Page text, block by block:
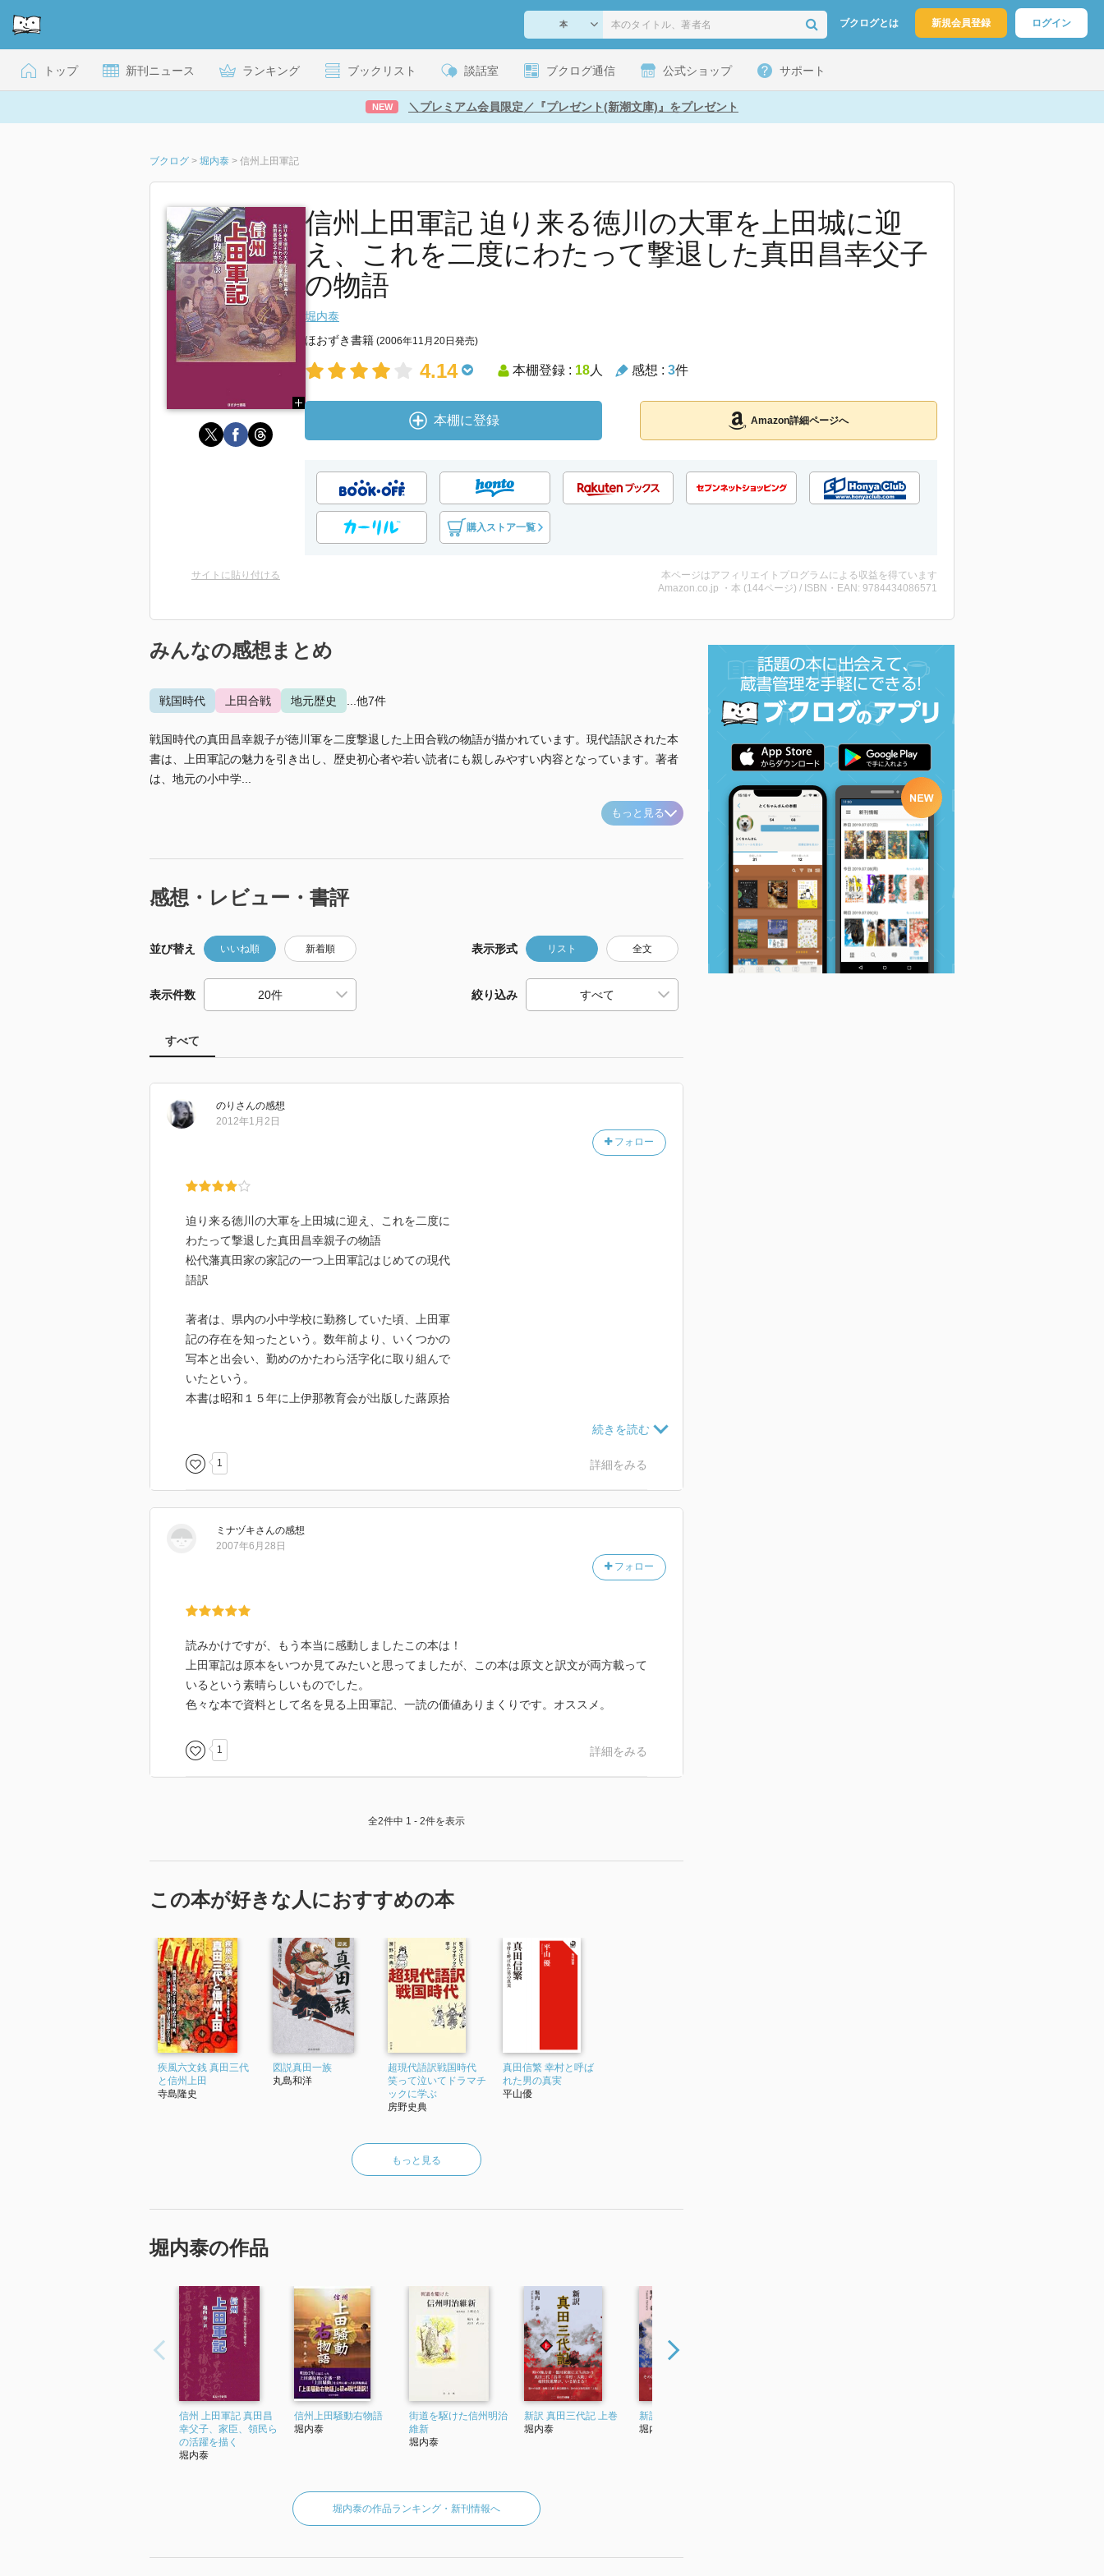
ブクログとは 新規会員登録 ログイン
トップ 新刊ニュース ランキング ブックリスト 談話室 ブクログ通信 公式ショップ サポート
NEW ＼プレミアム会員限定／『プレゼント(新潮文庫)』をプレゼント
ブクログ > 堀内泰 > 信州上田軍記
信州上田軍記 迫り来る徳川の大軍を上田城に迎
え、これを二度にわたって撃退した真田昌幸父子
の物語
堀内泰
ほおずき書籍 (2006年11月20日発売)
4.14 本棚登録 : 18人 感想 : 3件
本棚に登録 Amazon詳細ページへ
購入ストア一覧
サイトに貼り付ける
本ページはアフィリエイトプログラムによる収益を得ています
Amazon.co.jp ・本 (144ページ) / ISBN・EAN: 9784434086571
みんなの感想まとめ
戦国時代 上田合戦 地元歴史 ...他7件
戦国時代の真田昌幸親子が徳川軍を二度撃退した上田合戦の物語が描かれています。現代語訳された本
書は、上田軍記の魅力を引き出し、歴史初心者や若い読者にも親しみやすい内容となっています。著者
は、地元の小中学...
もっと見る
感想・レビュー・書評
並び替え いいね順 新着順 表示形式 リスト 全文
表示件数 絞り込み
すべて
のり さんの感想
フォロー
2012年1月2日
迫り来る徳川の大軍を上田城に迎え、これを二度に
わたって撃退した真田昌幸親子の物語
松代藩真田家の家記の一つ上田軍記はじめての現代
語訳
著者は、県内の小中学校に勤務していた頃、上田軍
記の存在を知ったという。数年前より、いくつかの
写本と出会い、勤めのかたわら活字化に取り組んで
いたという。
本書は昭和１５年に上伊那教育会が出版した蕗原拾
る。本書は、伝記ではなく二度の上田合戦の記録で
あり、１７３３年の成立と考えられている。
直接の史料ではないが、先祖の勲功をどのように伝
1 詳細をみる
ミナヅキさんの感想
フォロー
2007年6月28日
読みかけですが、もう本当に感動しましたこの本は！
上田軍記は原本をいつか見てみたいと思ってましたが、この本は原文と訳文が両方載って
いるという素晴らしいものでした。
色々な本で資料として名を見る上田軍記、一読の価値ありまくりです。オススメ。
1 詳細をみる
全2件中 1 - 2件を表示
この本が好きな人におすすめの本
疾風六文銭 真田三代
と信州上田
寺島隆史
図説真田一族
丸島和洋
超現代語訳戦国時代
笑って泣いてドラマチ
ックに学ぶ
房野史典
真田信繁 幸村と呼ば
れた男の真実
平山優
もっと見る
堀内泰の作品
信州 上田軍記 真田昌
幸父子、家臣、領民ら
の活躍を描く
堀内泰
信州上田騒動右物語
堀内泰
街道を駆けた信州明治
維新
堀内泰
新訳 真田三代記 上巻
堀内泰
新訳 真田三代記 下巻
堀内泰
堀内泰の作品ランキング・新刊情報へ